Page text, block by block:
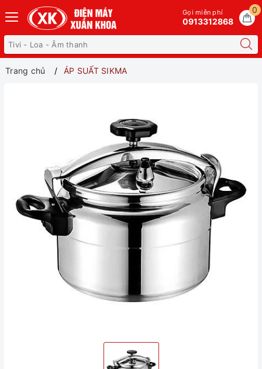
0
Gọi miễn phí
0913312868
Trang chủ ÁP SUẤT SIKMA